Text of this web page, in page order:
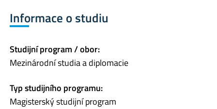
Informace o studiu
Studijní program / obor:
Mezinárodní studia a diplomacie
Typ studijního programu:
Magisterský studijní program